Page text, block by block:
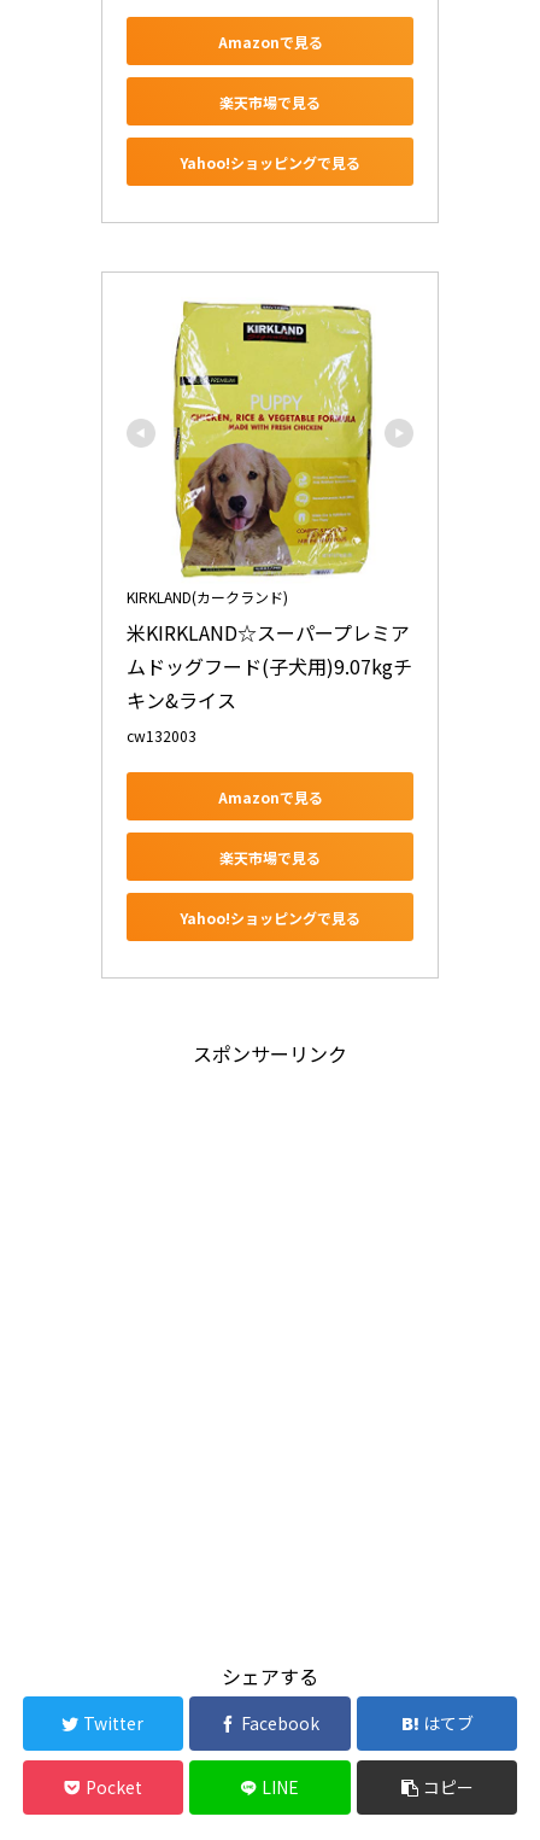
Amazonで見る
楽天市場で見る
Yahoo!ショッピングで見る
KIRKLAND(カークランド)
米KIRKLAND☆スーパープレミア
ムドッグフード(子犬用)9.07kgチ
キン&ライス
cw132003
Amazonで見る
楽天市場で見る
Yahoo!ショッピングで見る
スポンサーリンク
シェアする
Twitter Facebook はてブ
Pocket LINE コピー